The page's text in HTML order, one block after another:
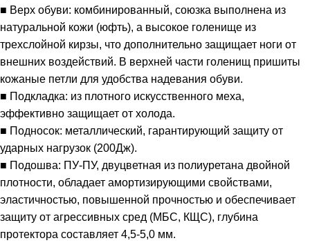
■ Верх обуви: комбинированный, союзка выполнена из
натуральной кожи (юфть), а высокое голенище из
трехслойной кирзы, что дополнительно защищает ноги от
внешних воздействий. В верхней части голенищ пришиты
кожаные петли для удобства надевания обуви.
■ Подкладка: из плотного искусственного меха,
эффективно защищает от холода.
■ Подносок: металлический, гарантирующий защиту от
ударных нагрузок (200Дж).
■ Подошва: ПУ-ПУ, двуцветная из полиуретана двойной
плотности, обладает амортизирующими свойствами,
эластичностью, повышенной прочностью и обеспечивает
защиту от агрессивных сред (МБС, КЩС), глубина
протектора составляет 4,5-5,0 мм.